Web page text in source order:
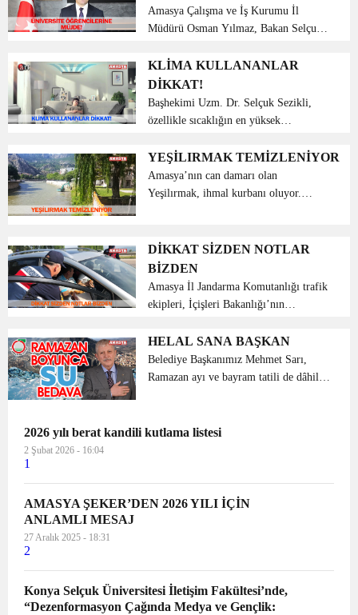
olmalıdır.” dedi. Camcı...
Amasya Çalışma ve İş Kurumu İl
Müdürü Osman Yılmaz, Bakan Selçuk
tarihini açıkladı, “Üniversiteli
gençlerimiz başvurularını 25-28
Haziran tarihleri arasında internet üz...
KLİMA KULLANANLAR
DİKKAT!
Başhekimi Uzm. Dr. Selçuk Sezikli,
özellikle sıcaklığın en yüksek
başvurulan klimalarla ilgili uyarılarda
bulundu. Sıcak havalarda oda ısısını
düşürerek konforlu bir ...
YEŞİLIRMAK TEMİZLENİYOR
Amasya’nın can damarı olan
Yeşilırmak, ihmal kurbanı oluyor.
Yeşilırmak’taki kirliliğe nihayet çözüm
bulundu. Amasya’nın içinden ...
DİKKAT SİZDEN NOTLAR
BİZDEN
Amasya İl Jandarma Komutanlığı trafik
ekipleri, İçişleri Bakanlığı’nın
bizden’ projesi kapsamında yol
kontrollerinde durdurulan araçlardaki
öğrencilere sür...
HELAL SANA BAŞKAN
Belediye Başkanımız Mehmet Sarı,
Ramazan ayı ve bayram tatili de dâhil
bildirdi. Amasya Belediye Başkanı
2026 yılı berat kandili kutlama listesi
2 Şubat 2026 - 16:04
1
AMASYA ŞEKER’DEN 2026 YILI İÇİN
ANLAMLI MESAJ
27 Aralık 2025 - 18:31
2
Konya Selçuk Üniversitesi İletişim Fakültesi’nde,
“Dezenformasyon Çağında Medya ve Gençlik: